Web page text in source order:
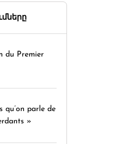
du Premier
qu’on parle de
»